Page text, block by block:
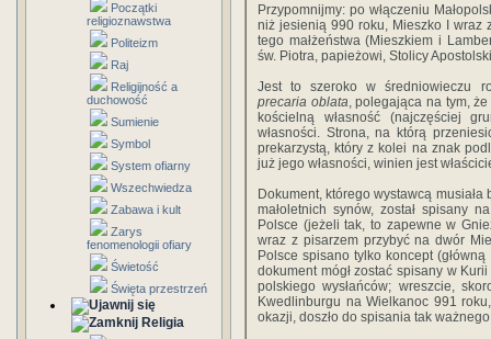
Początki
religioznawstwa
Politeizm
Raj
Religijność a
duchowość
Sumienie
Symbol
System ofiarny
Wszechwiedza
Zabawa i kult
Zarys
fenomenologii ofiary
Świetość
Święta przestrzeń
Religia
Przypomnijmy: po włączeniu
niż jesienią 990 roku, Mieszko I wraz
tego małżeństwa (Mieszkiem i
św. Piotra, papieżowi, Stolicy
Jest to szeroko w średniowieczu
precaria oblata, polegająca na tym,
kościelną własność (najczęściej
własności. Strona, na którą
prekarzystą, który z kolei na znak
już jego własności, winien jest
Dokument, którego wystawcą
małoletnich synów, został spisany
Polsce (jeżeli tak, to zapewne w
wraz z pisarzem przybyć na dwór
Polsce spisano tylko koncept
dokument mógł zostać spisany w
polskiego wysłańców; wreszcie,
Kwedlinburgu na Wielkanoc 991
okazji, doszło do spisania tak